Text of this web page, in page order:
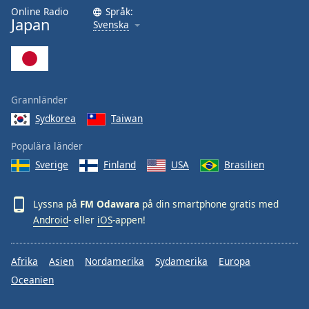
Online Radio
Japan
Språk:
Svenska
Grannländer
Sydkorea
Taiwan
Populära länder
Sverige
Finland USA Brasilien
Lyssna på FM Odawara på din smartphone gratis med
Android- eller iOS-appen!
Afrika Asien Nordamerika Sydamerika
Europa
Oceanien